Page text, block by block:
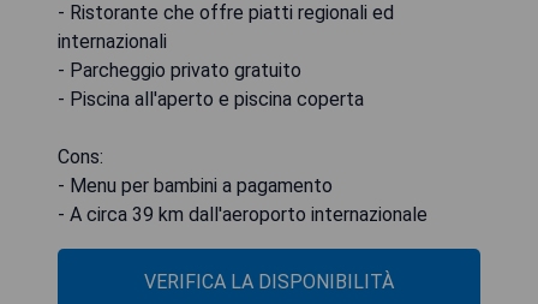
- Ristorante che offre piatti regionali ed
internazionali
- Parcheggio privato gratuito
- Piscina all'aperto e piscina coperta
Cons:
- Menu per bambini a pagamento
- A circa 39 km dall'aeroporto internazionale
VERIFICA LA DISPONIBILITÀ